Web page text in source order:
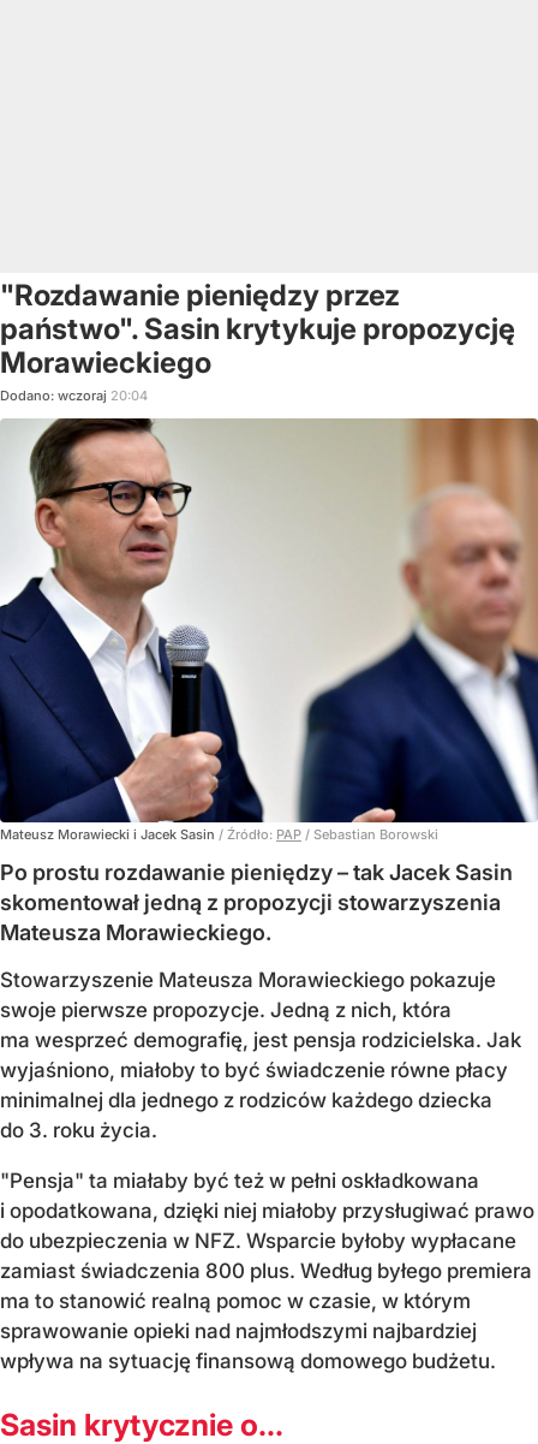
"Rozdawanie pieniędzy przez
państwo". Sasin krytykuje propozycję
Morawieckiego
Dodano: wczoraj 20:04
Mateusz Morawiecki i Jacek Sasin / Źródło: PAP / Sebastian Borowski
Po prostu rozdawanie pieniędzy – tak Jacek Sasin
skomentował jedną z propozycji stowarzyszenia
Mateusza Morawieckiego.
Stowarzyszenie Mateusza Morawieckiego pokazuje
swoje pierwsze propozycje. Jedną z nich, która
ma wesprzeć demografię, jest pensja rodzicielska. Jak
wyjaśniono, miałoby to być świadczenie równe płacy
minimalnej dla jednego z rodziców każdego dziecka
do 3. roku życia.
"Pensja" ta miałaby być też w pełni oskładkowana
i opodatkowana, dzięki niej miałoby przysługiwać prawo
do ubezpieczenia w NFZ. Wsparcie byłoby wypłacane
zamiast świadczenia 800 plus. Według byłego premiera
ma to stanowić realną pomoc w czasie, w którym
sprawowanie opieki nad najmłodszymi najbardziej
wpływa na sytuację finansową domowego budżetu.
Sasin krytycznie o...